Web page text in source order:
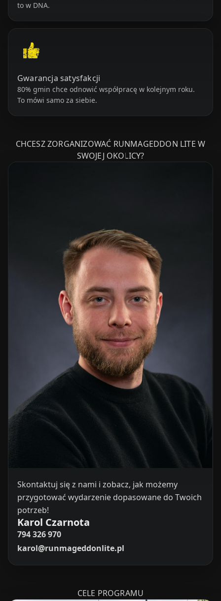
to w DNA.
Gwarancja satysfakcji
80% gmin chce odnowić współpracę w kolejnym roku.
To mówi samo za siebie.
CHCESZ ZORGANIZOWAĆ RUNMAGEDDON LITE W
SWOJEJ OKOLICY?
Skontaktuj się z nami i zobacz, jak możemy
przygotować wydarzenie dopasowane do Twoich
potrzeb!
Karol Czarnota
794 326 970
karol@runmageddonlite.pl
CELE PROGRAMU